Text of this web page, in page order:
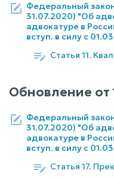
Федеральный
31.07.2020) "Об
адвокатуре в
вступ. в силу с
Статья 11.
Обновление от
Федеральный
31.07.2020) "Об
адвокатуре в
вступ. в силу с
Статья 17.